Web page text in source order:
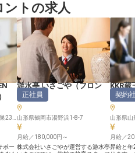
ントの求人
）
ポー
游水亭 いさごや（フロン
ト）
正社員
山形県鶴岡市湯野浜1-8-7
月給／180,000円～
株式会社いさごやが運営する游水亭
KKR蔵
ト）
契約社
山形県山
月給／
昇給と年